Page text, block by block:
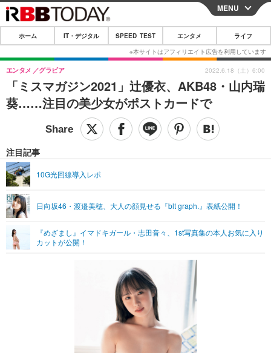
CLOSE
ホーム
IT・デジタル
IT・デジタルTOP スマートフォン
ショッピング その他
SPEED TEST
エンタメTOP 映画・ドラマ
グラビア ブログ
ショッピング その他
ライフTOP
リリース一覧
プッシュ通知の停止方法
MENU
ホーム IT・デジタル SPEED TEST エンタメ ライフ
「ミスマガジン2021」辻優衣、AKB48・山内瑞
葵……注目の美少女がポストカードで
エンタメ グラビア
注目記事
10G光回線導入レポ
日向坂46・渡邉美穂、大人の顔見せる『blt graph.』表紙公開！
『めざまし』イマドキガール・志田音々、1st写真集の本人お気に入り
カットが公開！
2022.6.18（土）6:00